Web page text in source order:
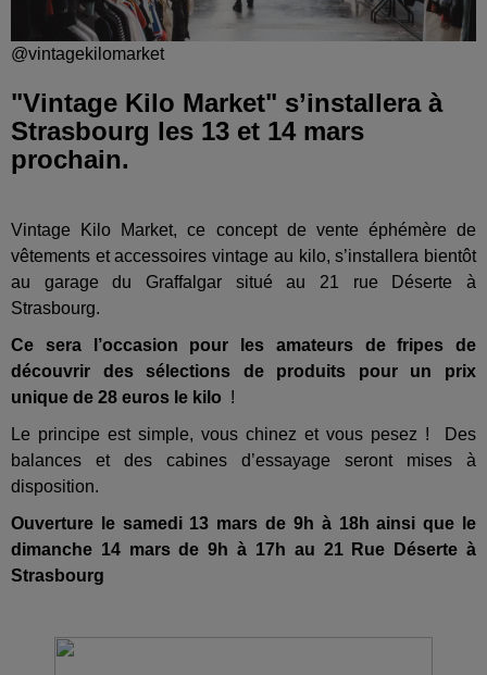
@vintagekilomarket
"Vintage Kilo Market" s’installera à
Strasbourg les 13 et 14 mars
prochain.
Vintage Kilo Market, ce concept de vente éphémère de
vêtements et accessoires vintage au kilo, s’installera bientôt
au garage du Graffalgar situé au 21 rue Déserte à
Strasbourg.
Ce sera l’occasion pour les amateurs de fripes de
découvrir des sélections de produits pour un prix
unique de 28 euros le kilo !
Le principe est simple, vous chinez et vous pesez ! Des
balances et des cabines d’essayage seront mises à
disposition.
Ouverture le samedi 13 mars de 9h à 18h ainsi que le
dimanche 14 mars de 9h à 17h au 21 Rue Déserte à
Strasbourg